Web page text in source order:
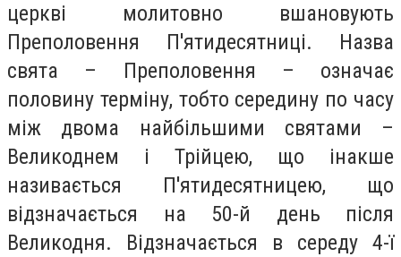
церкві молитовно вшановують
Преполовення П'ятидесятниці. Назва
свята – Преполовення – означає
половину терміну, тобто середину по часу
між двома найбільшими святами –
Великоднем і Трійцею, що інакше
називається П'ятидесятницею, що
відзначається на 50-й день після
Великодня. Відзначається в середу 4-ї